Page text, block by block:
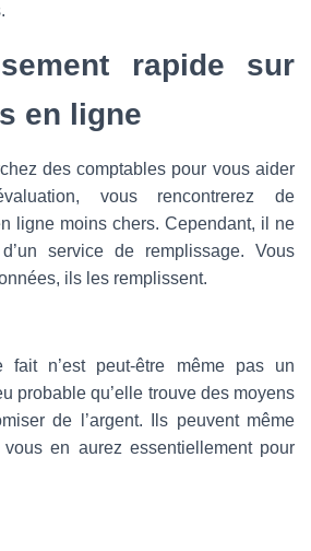
rapide sur
en ligne
des comptables pour vous aider
vous rencontrerez de
ligne moins chers. Cependant, il ne
service de remplissage. Vous
ils les remplissent.
fait n’est peut-être même pas un
probable qu’elle trouve des moyens
de l’argent. Ils peuvent même
en aurez essentiellement pour